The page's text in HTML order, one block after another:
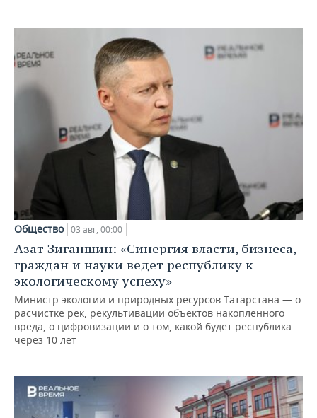
Общество 03 авг, 00:00
Азат Зиганшин: «Синергия власти, бизнеса,
граждан и науки ведет республику к
экологическому успеху»
Министр экологии и природных ресурсов Татарстана — о
расчистке рек, рекультивации объектов накопленного
вреда, о цифровизации и о том, какой будет республика
через 10 лет